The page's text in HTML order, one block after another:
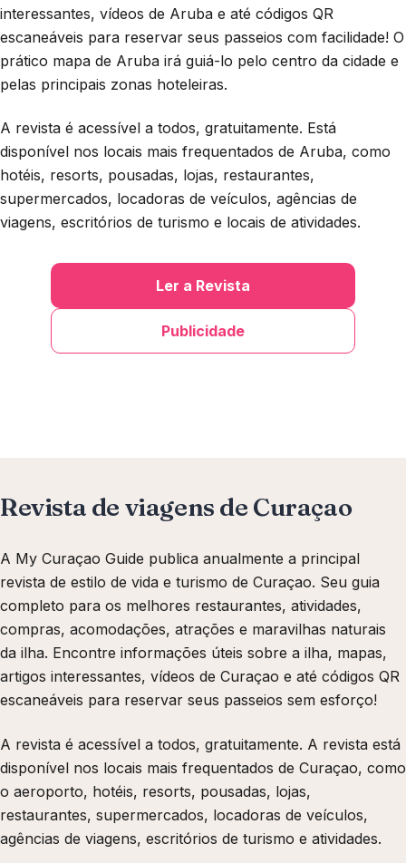
interessantes, vídeos de Aruba e até códigos QR
escaneáveis para reservar seus passeios com facilidade! O
prático mapa de Aruba irá guiá-lo pelo centro da cidade e
pelas principais zonas hoteleiras.
A revista é acessível a todos, gratuitamente. Está
disponível nos locais mais frequentados de Aruba, como
hotéis, resorts, pousadas, lojas, restaurantes,
supermercados, locadoras de veículos, agências de
viagens, escritórios de turismo e locais de atividades.
Ler a Revista
Publicidade
Revista de viagens de Curaçao
A My Curaçao Guide publica anualmente a principal
revista de estilo de vida e turismo de Curaçao. Seu guia
completo para os melhores restaurantes, atividades,
compras, acomodações, atrações e maravilhas naturais
da ilha. Encontre informações úteis sobre a ilha, mapas,
artigos interessantes, vídeos de Curaçao e até códigos QR
escaneáveis para reservar seus passeios sem esforço!
A revista é acessível a todos, gratuitamente. A revista está
disponível nos locais mais frequentados de Curaçao, como
o aeroporto, hotéis, resorts, pousadas, lojas,
restaurantes, supermercados, locadoras de veículos,
agências de viagens, escritórios de turismo e atividades.